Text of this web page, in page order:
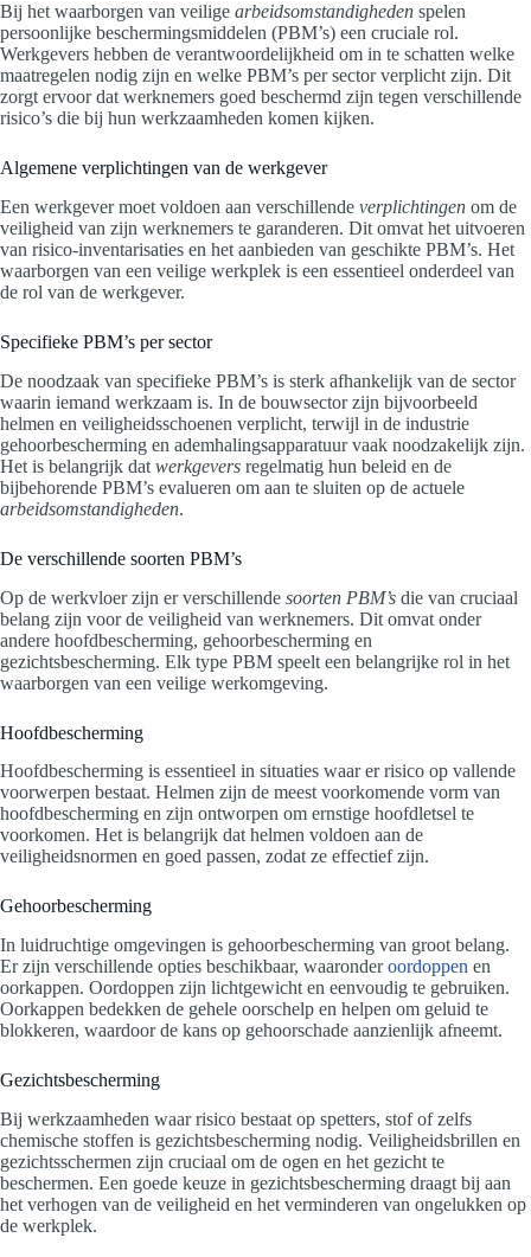
Bij het waarborgen van veilige arbeidsomstandigheden spelen
persoonlijke beschermingsmiddelen (PBM’s) een cruciale rol.
Werkgevers hebben de verantwoordelijkheid om in te schatten welke
maatregelen nodig zijn en welke PBM’s per sector verplicht zijn. Dit
zorgt ervoor dat werknemers goed beschermd zijn tegen verschillende
risico’s die bij hun werkzaamheden komen kijken.
Algemene verplichtingen van de werkgever
Een werkgever moet voldoen aan verschillende verplichtingen om de
veiligheid van zijn werknemers te garanderen. Dit omvat het uitvoeren
van risico-inventarisaties en het aanbieden van geschikte PBM’s. Het
waarborgen van een veilige werkplek is een essentieel onderdeel van
de rol van de werkgever.
Specifieke PBM’s per sector
De noodzaak van specifieke PBM’s is sterk afhankelijk van de sector
waarin iemand werkzaam is. In de bouwsector zijn bijvoorbeeld
helmen en veiligheidsschoenen verplicht, terwijl in de industrie
gehoorbescherming en ademhalingsapparatuur vaak noodzakelijk zijn.
Het is belangrijk dat werkgevers regelmatig hun beleid en de
bijbehorende PBM’s evalueren om aan te sluiten op de actuele
arbeidsomstandigheden.
De verschillende soorten PBM’s
Op de werkvloer zijn er verschillende soorten PBM’s die van cruciaal
belang zijn voor de veiligheid van werknemers. Dit omvat onder
andere hoofdbescherming, gehoorbescherming en
gezichtsbescherming. Elk type PBM speelt een belangrijke rol in het
waarborgen van een veilige werkomgeving.
Hoofdbescherming
Hoofdbescherming is essentieel in situaties waar er risico op vallende
voorwerpen bestaat. Helmen zijn de meest voorkomende vorm van
hoofdbescherming en zijn ontworpen om ernstige hoofdletsel te
voorkomen. Het is belangrijk dat helmen voldoen aan de
veiligheidsnormen en goed passen, zodat ze effectief zijn.
Gehoorbescherming
In luidruchtige omgevingen is gehoorbescherming van groot belang.
Er zijn verschillende opties beschikbaar, waaronderoordoppen en
oorkappen. Oordoppen zijn lichtgewicht en eenvoudig te gebruiken.
Oorkappen bedekken de gehele oorschelp en helpen om geluid te
blokkeren, waardoor de kans op gehoorschade aanzienlijk afneemt.
Gezichtsbescherming
Bij werkzaamheden waar risico bestaat op spetters, stof of zelfs
chemische stoffen is gezichtsbescherming nodig. Veiligheidsbrillen en
gezichtsschermen zijn cruciaal om de ogen en het gezicht te
beschermen. Een goede keuze in gezichtsbescherming draagt bij aan
het verhogen van de veiligheid en het verminderen van ongelukken op
de werkplek.